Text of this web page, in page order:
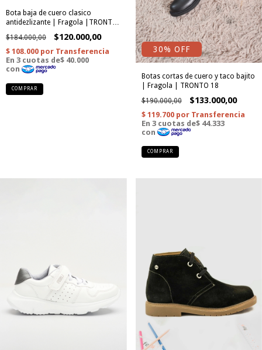
Bota baja de cuero clasico
antidezlizante | Fragola |TRONTO
$184.000,00 $120.000,00
COMPRAR
30% OFF
Botas cortas de cuero y taco bajito
| Fragola | TRONTO 18
$190.000,00
$133.000,00
COMPRAR